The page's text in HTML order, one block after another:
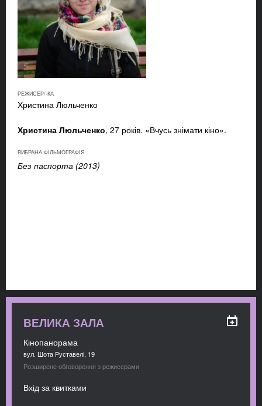
РЕЖИСЕР/-КА
Христина Люльченко
Христина Люльченко, 27 років. «Вчусь знімати кіно».
ВИБРАНА ФІЛЬМОГРАФІЯ
Без паспорта (2013)
ВЕЛИКА ЗАЛА
Кінопанорама
вул. Шота Руставелі, 19
Розширене обговорення з режисерами
Вхід за квитками